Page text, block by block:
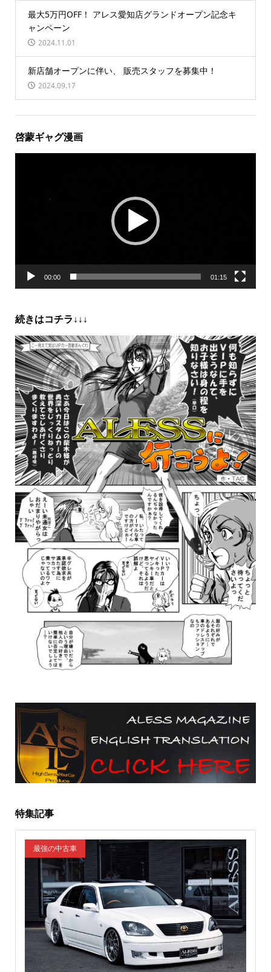
最大5万円OFF！ アレス愛知店グランドオープン記念キ
ャンペーン
2024.11.01
新店舗オープンに伴い、 販売スタッフを募集中！
2024.09.17
啓蒙ギャグ漫画
00:00 01:15
続きはコチラ↓↓↓
特集記事
最強の中古車